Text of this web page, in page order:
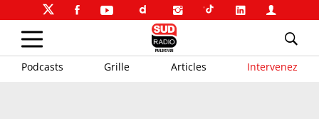
Podcasts Grille Articles Intervenez